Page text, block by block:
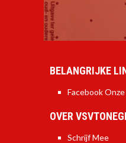
BELANGRIJKE
Facebook
OVER
Schrijf Mee